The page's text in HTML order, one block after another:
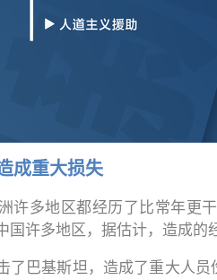
成重大损失
许多地区都经历了比常年更
国许多地区，据估计，造成的
了巴基斯坦，造成了重大人